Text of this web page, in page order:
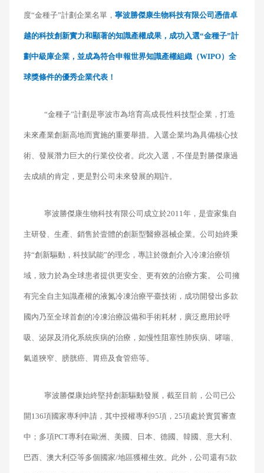
度“金種子”計劃企業名單， 寧波勝傑康生物科技有限公司憑借卓
越的科技創新實力和顯著的知識產權成果，成功入選“金種子”計
劃中級庫企業，並成為符合申報世界知識產權組織（WIPO）全
球獎條件的優秀企業代表！
“金種子”計劃是寧波市為培育高成長性科技型企業，打造
未來產業創新高地而實施的重要舉措。入選企業均為具備核心技
術、發展潛力巨大的行業佼佼者。此次入選，不僅是對勝傑康過
去成績的肯定，更是對公司未來發展的期許。
寧波勝傑康生物科技有限公司成立於2011年，是壹家集自
主研發、生產、銷售於壹體的創新型醫療器械企業。公司始終秉
持“創新驅動，科技賦能”的理念，專註於微創介入冷凍治療領
域，致力於為全球患者提供更安全、更有效的治療方案。 公司擁
有完全自主知識產權的液氮冷凍治療平臺技術，成功開發出多款
國內乃至全球首創的冷凍治療設備和手術耗材，廣泛應用於呼
吸、泌尿及消化系統疾病的治療，如慢性阻塞性肺疾病、哮喘、
氣道狹窄、膀胱癌、胃癌及食管癌等。
寧波勝傑康始終堅持創新驅動發展，截至目前，公司已公
開136項國家專利申請，其中授權專利95項，25項處於實質審查
中；多項PCT專利在歐洲、美國、日本、德國、韓國、意大利、
巴西、澳大利亞等多個國家/地區獲權生效。此外，公司還有5款